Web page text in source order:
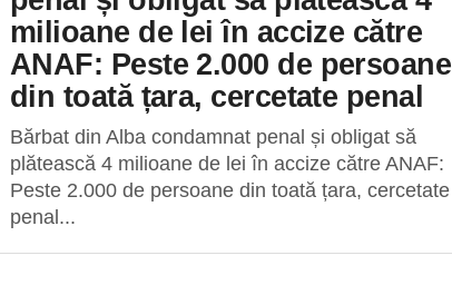
milioane de lei în accize către
ANAF: Peste 2.000 de persoane
din toată țara, cercetate penal
Bărbat din Alba condamnat penal și obligat să
plătească 4 milioane de lei în accize către ANAF:
Peste 2.000 de persoane din toată țara, cercetate
penal...